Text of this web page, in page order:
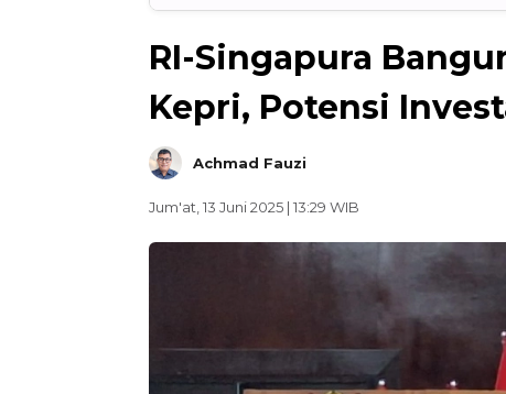
RI-Singapura
Kepri, Potensi
Achmad Fauzi
Jum'at, 13 Juni 2025 | 13:29 WIB